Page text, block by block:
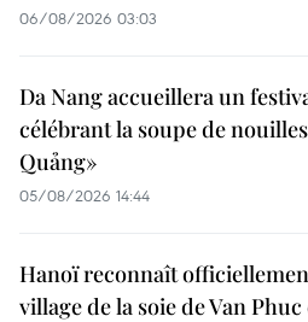
06/08/2026 03:03
Da Nang accueillera un
célébrant la soupe de
Quảng»
05/08/2026 14:44
Hanoï reconnaît
village de la soie de Van